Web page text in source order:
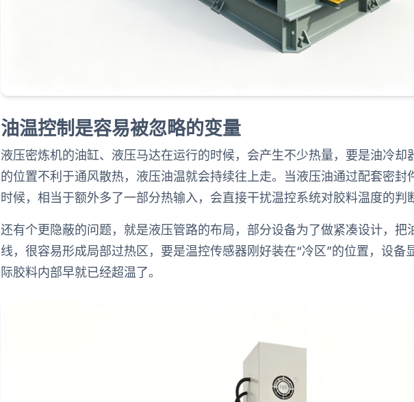
油温控制是容易被忽略的变量
液压密炼机的油缸、液压马达在运行的时候，会产生不少热量，要是油冷却
的位置不利于通风散热，液压油温就会持续往上走。当液压油通过配套密封
时候，相当于额外多了一部分热输入，会直接干扰温控系统对胶料温度的判
还有个更隐蔽的问题，就是液压管路的布局，部分设备为了做紧凑设计，把
线，很容易形成局部过热区，要是温控传感器刚好装在“冷区”的位置，设备
际胶料内部早就已经超温了。